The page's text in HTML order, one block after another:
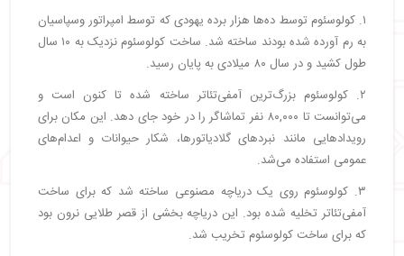
۱. کولوسئوم توسط ده‌ها هزار برده یهودی که توسط امپراتور وسپاسیان
به رم آورده شده بودند ساخته شد. ساخت کولوسئوم نزدیک به ۱۰ سال
طول کشید و در سال ۸۰ میلادی به پایان رسید.
۲. کولوسئوم بزرگ‌ترین آمفی‌تئاتر ساخته شده تا کنون است و
می‌توانست تا ۸۰,۰۰۰ نفر تماشاگر را در خود جای دهد. این مکان برای
رویدادهایی مانند نبردهای گلادیاتورها، شکار حیوانات و اعدام‌های
عمومی استفاده می‌شد.
۳. کولوسئوم روی یک دریاچه مصنوعی ساخته شد که برای ساخت
آمفی‌تئاتر تخلیه شده بود. این دریاچه بخشی از قصر طلایی نرون بود
که برای ساخت کولوسئوم تخریب شد.